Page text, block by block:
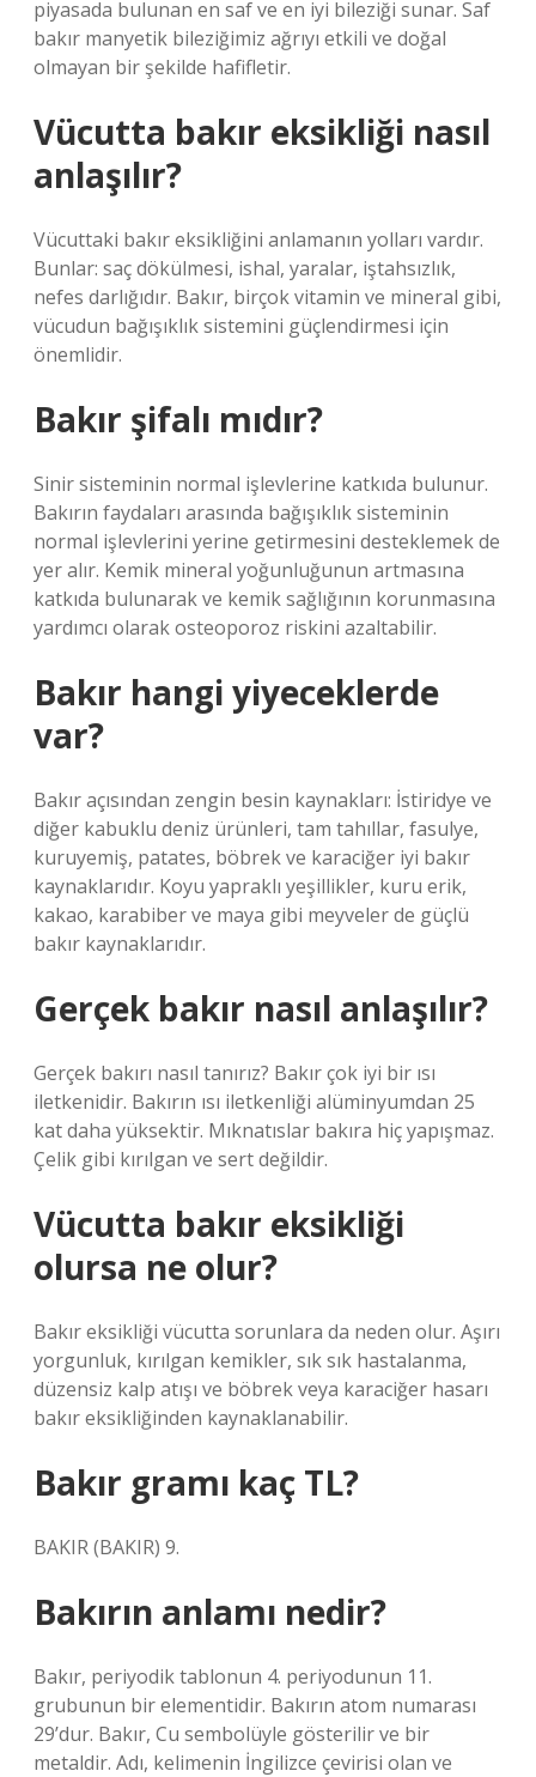
piyasada bulunan en saf ve en iyi bileziği sunar. Saf
bakır manyetik bileziğimiz ağrıyı etkili ve doğal
olmayan bir şekilde hafifletir.
Vücutta bakır eksikliği nasıl
anlaşılır?
Vücuttaki bakır eksikliğini anlamanın yolları vardır.
Bunlar: saç dökülmesi, ishal, yaralar, iştahsızlık,
nefes darlığıdır. Bakır, birçok vitamin ve mineral gibi,
vücudun bağışıklık sistemini güçlendirmesi için
önemlidir.
Bakır şifalı mıdır?
Sinir sisteminin normal işlevlerine katkıda bulunur.
Bakırın faydaları arasında bağışıklık sisteminin
normal işlevlerini yerine getirmesini desteklemek de
yer alır. Kemik mineral yoğunluğunun artmasına
katkıda bulunarak ve kemik sağlığının korunmasına
yardımcı olarak osteoporoz riskini azaltabilir.
Bakır hangi yiyeceklerde
var?
Bakır açısından zengin besin kaynakları: İstiridye ve
diğer kabuklu deniz ürünleri, tam tahıllar, fasulye,
kuruyemiş, patates, böbrek ve karaciğer iyi bakır
kaynaklarıdır. Koyu yapraklı yeşillikler, kuru erik,
kakao, karabiber ve maya gibi meyveler de güçlü
bakır kaynaklarıdır.
Gerçek bakır nasıl anlaşılır?
Gerçek bakırı nasıl tanırız? Bakır çok iyi bir ısı
iletkenidir. Bakırın ısı iletkenliği alüminyumdan 25
kat daha yüksektir. Mıknatıslar bakıra hiç yapışmaz.
Çelik gibi kırılgan ve sert değildir.
Vücutta bakır eksikliği
olursa ne olur?
Bakır eksikliği vücutta sorunlara da neden olur. Aşırı
yorgunluk, kırılgan kemikler, sık sık hastalanma,
düzensiz kalp atışı ve böbrek veya karaciğer hasarı
bakır eksikliğinden kaynaklanabilir.
Bakır gramı kaç TL?
BAKIR (BAKIR) 9.
Bakırın anlamı nedir?
Bakır, periyodik tablonun 4. periyodunun 11.
grubunun bir elementidir. Bakırın atom numarası
29’dur. Bakır, Cu sembolüyle gösterilir ve bir
metaldir. Adı, kelimenin İngilizce çevirisi olan ve